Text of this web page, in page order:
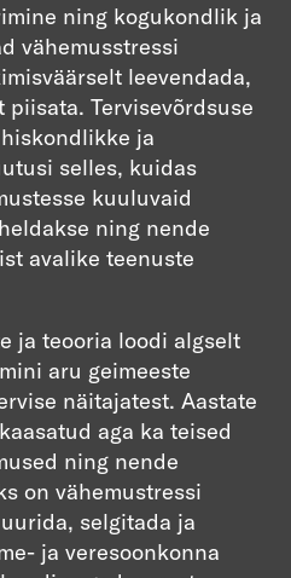
ning kogukondlik ja
vähemusstressi
leevendada,
Tervisevõrdsuse
ja
selles, kuidas
kuuluvaid
ning nende
avalike teenuste
ja teooria loodi algselt
aru geimeeste
näitajatest. Aastate
aga ka teised
ning nende
on vähemustressi
selgitada ja
ja veresoonkonna